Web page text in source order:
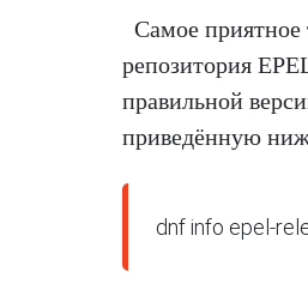
Самое приятное
репозитория
правильной
приведённую
dnf info epel-